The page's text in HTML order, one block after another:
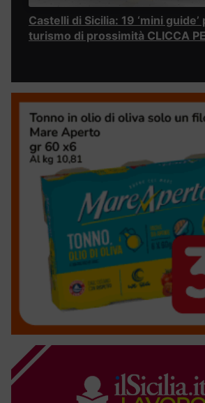
Castelli di Sicilia: 19 ‘mini
turismo di prossimità CLICCA